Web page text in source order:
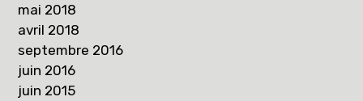
mai 2018
avril 2018
septembre 2016
juin 2016
juin 2015